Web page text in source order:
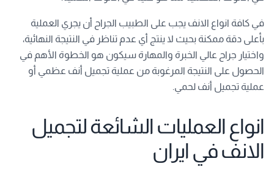
في كافة انواع الانف يجب على الطبيب الجراح أن يجري العملية
بأعلى دقة ممكنة بحيث لا ينتج أي عدم تناظر في النتيجة النهائية،
واختيار جراح عالي الخبرة والمهارة سيكون هو الخطوة الأهم في
الحصول على النتيجة المرغوبة من عملية تجميل أنف عظمي أو
عملية تجميل أنف لحمي.
انواع العمليات الشائعة لتجميل
الانف في ايران